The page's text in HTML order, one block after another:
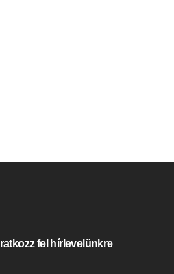
Iratkozz fel hírlevelünkre